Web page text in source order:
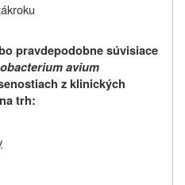
pravdepodobne súvisiace
avium
z klinických
trh: